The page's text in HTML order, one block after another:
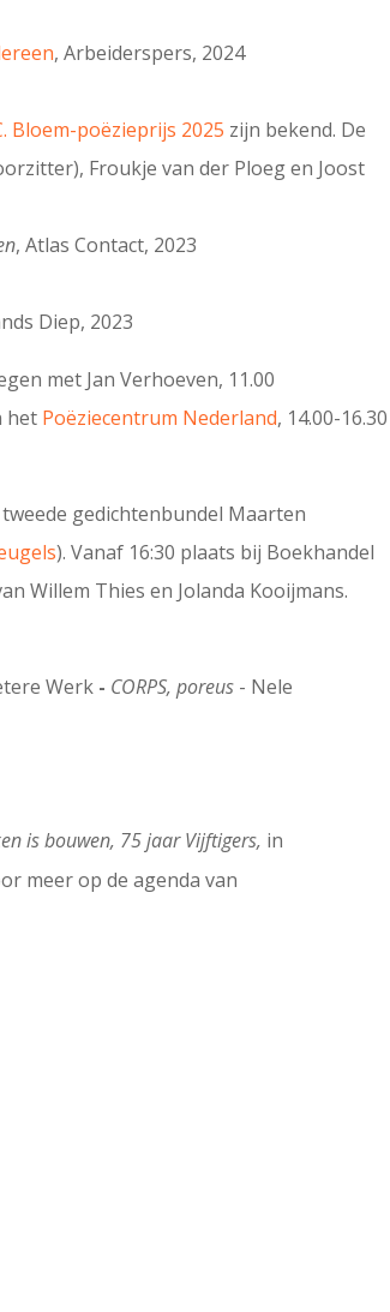
, Arbeiderspers, 2024
Bloem-poëzieprijs 2025 zijn bekend. De
Froukje van der Ploeg en Joost
, Atlas Contact, 2023
Diep, 2023
met Jan Verhoeven, 11.00
het Poëziecentrum Nederland, 14.00-16.30
gedichtenbundel Maarten
). Vanaf 16:30 plaats bij Boekhandel
Willem Thies en Jolanda Kooijmans.
Werk - CORPS, poreus - Nele
is bouwen, 75 jaar Vijftigers, in
meer op de agenda van